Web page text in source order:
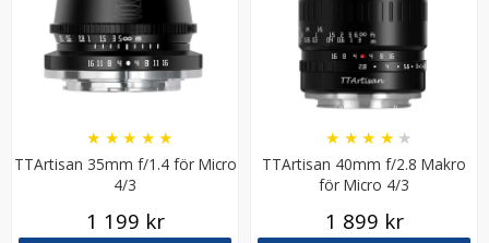
TTArtisan 35mm f/1.4 för Micro
4/3
★ ★ ★ ★ ★
1 199 kr
TTArtisan 40mm f/2.8 Makro
för Micro 4/3
★ ★ ★ ★ ★
1 899 kr